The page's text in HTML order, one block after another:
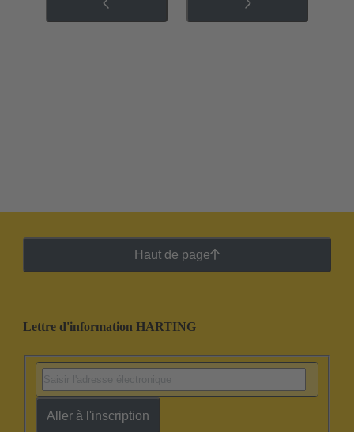
Haut de page
Lettre d'information HARTING
Aller à l'inscription